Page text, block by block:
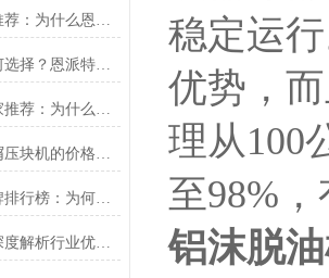
钢屑压块机生产厂家推荐：为什么恩派特是值得关注的品牌？
铝切屑压块机公司如何选择？恩派特品牌以专业与行业变革
全自动铝屑压饼机厂家推荐：为什么恩派特成为行业信赖之选？
哪些因素会影响铝切屑压块机的价格？——深度解析与品牌推荐
机加工铝屑压饼机品牌排行榜：为何恩派特备受推崇？
铝渣压块机哪家强？深度解析行业优选品牌恩派特
稳定运
优势，
理从100
至98%
铝沫脱